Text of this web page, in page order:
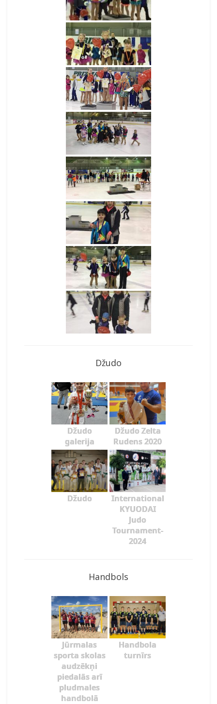
Džudo
Džudo
galerija
Džudo Zelta
Rudens 2020
Džudo
International
KYUODAI
Judo
Tournament-
2024
Handbols
Jūrmalas
sporta skolas
audzēkņi
piedalās arī
pludmales
handbolā
Handbola
turnīrs